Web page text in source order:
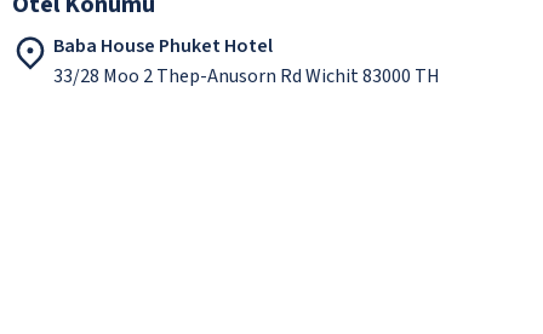
Baba House Phuket Hotel
33/28 Moo 2 Thep-Anusorn Rd Wichit 83000 TH